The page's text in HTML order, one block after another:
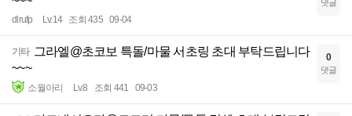
dlrufp Lv.14 조회 435 09-04
댓글
기타 그라엘@초코보 특돌/마물 서초링 초대 부탁드립니다
~~~
소월아리 Lv.8 조회 441 09-03
0
댓글